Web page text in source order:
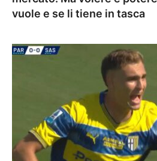
vuole e se li tiene in tasca